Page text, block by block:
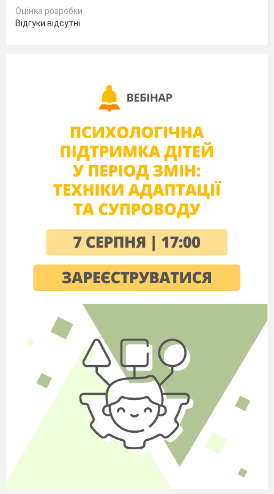
Оцінка розробки
Відгуки відсутні